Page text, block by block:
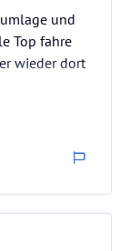
und
Top fahre
wieder dort